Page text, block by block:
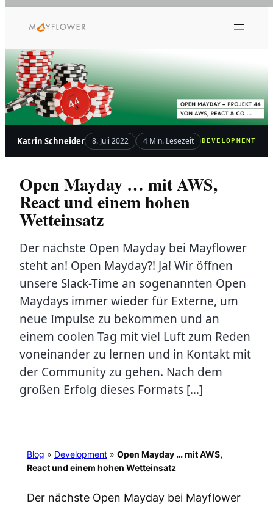
Inhalt
Katrin Schneider 8. Juli 2022 4 Min. Lesezeit DEVELOPMENT
Open Mayday … mit AWS,
React und einem hohen
Wetteinsatz
Der nächste Open Mayday bei Mayflower
steht an! Open Mayday?! Ja! Wir öffnen
unsere Slack-Time an sogenannten Open
Maydays immer wieder für Externe, um
neue Impulse zu bekommen und an
einem coolen Tag mit viel Luft zum Reden
voneinander zu lernen und in Kontakt mit
der Community zu gehen. Nach dem
großen Erfolg dieses Formats […]
Blog » Development» Open Mayday … mit AWS,
React und einem hohen Wetteinsatz
Der nächste Open Mayday bei Mayflower